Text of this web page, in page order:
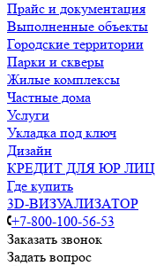
Прайс и документация
Выполненные объекты
Городские территории
Парки и скверы
Жилые комплексы
Частные дома
Услуги
Укладка под ключ
Дизайн
КРЕДИТ ДЛЯ ЮР ЛИЦ
Где купить
3D-ВИЗУАЛИЗАТОР
+7-800-100-56-53
Заказать звонок
Задать вопрос